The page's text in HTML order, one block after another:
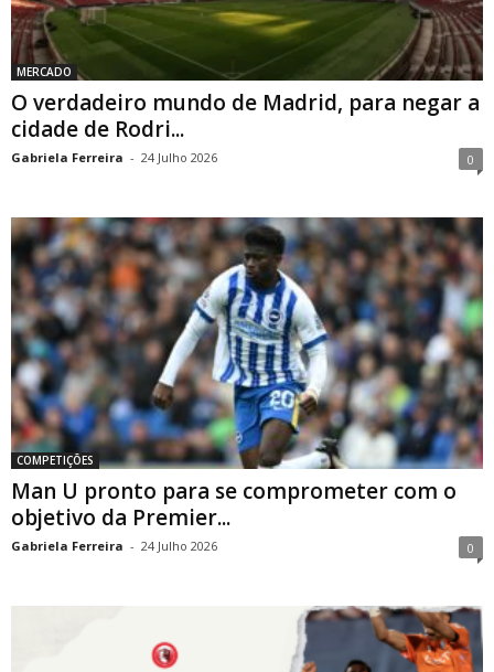
MERCADO
O verdadeiro mundo de Madrid, para negar a
cidade de Rodri...
Gabriela Ferreira - 24 Julho 2026 0
COMPETIÇÕES
Man U pronto para se comprometer com o
objetivo da Premier...
Gabriela Ferreira - 24 Julho 2026 0